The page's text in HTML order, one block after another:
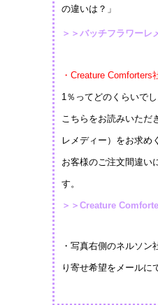
の違いは？」
＞＞バッチフラワーレ
・Creature Comforters
1％ってどのくらいで
こちらをお読みいただ
レメディー）をお求め
お客様のご注文間違い
す。
＞＞Creature
・写真右側のネルソ
り寄せ希望をメールに